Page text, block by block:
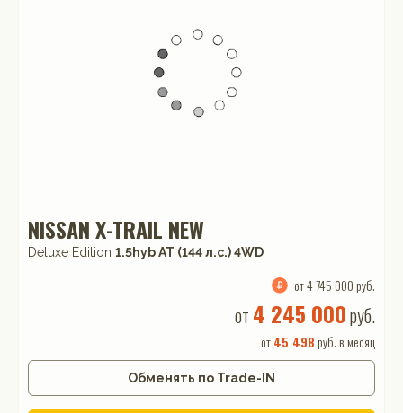
NISSAN X-TRAIL NEW
Deluxe Edition 1.5hyb AT (144 л.с.) 4WD
от 4 745 000 руб.
от 4 245 000руб.
от45 498 руб. в месяц
Обменять по Trade-IN